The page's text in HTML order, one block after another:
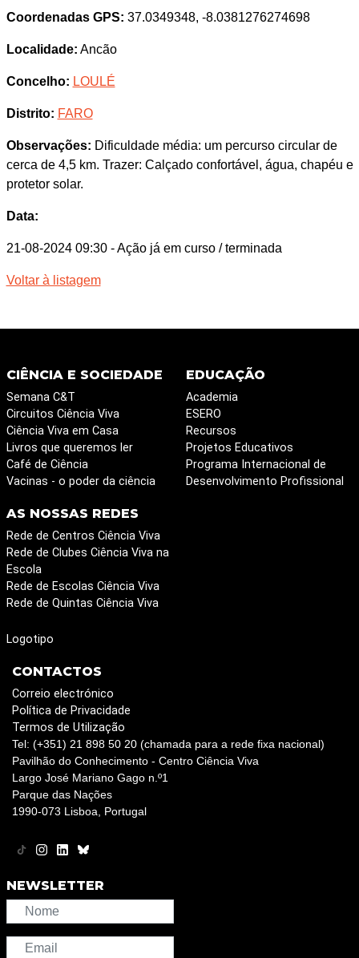
Coordenadas GPS: 37.0349348, -8.0381276274698
Localidade: Ancão
Concelho: LOULÉ
Distrito: FARO
Observações: Dificuldade média: um percurso circular de
cerca de 4,5 km. Trazer: Calçado confortável, água, chapéu e
protetor solar.
Data:
21-08-2024 09:30 - Ação já em curso / terminada
Voltar à listagem
CIÊNCIA E SOCIEDADE
Semana C&T
Circuitos Ciência Viva
Ciência Viva em Casa
Livros que queremos ler
Café de Ciência
Vacinas - o poder da ciência
EDUCAÇÃO
Academia
ESERO
Recursos
Projetos Educativos
Programa Internacional de
Desenvolvimento Profissional
AS NOSSAS REDES
Rede de Centros Ciência Viva
Rede de Clubes Ciência Viva na
Escola
Rede de Escolas Ciência Viva
Rede de Quintas Ciência Viva
Logotipo
CONTACTOS
Correio electrónico
Política de Privacidade
Termos de Utilização
Tel: (+351) 21 898 50 20 (chamada para a rede fixa nacional)
Pavilhão do Conhecimento - Centro Ciência Viva
Largo José Mariano Gago n.º1
Parque das Nações
1990-073 Lisboa, Portugal
NEWSLETTER